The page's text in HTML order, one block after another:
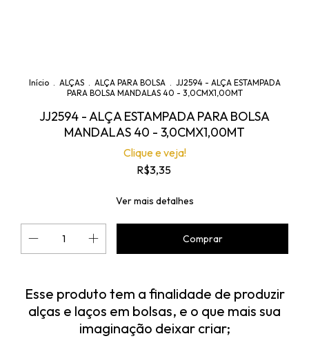
Início . ALÇAS . ALÇA PARA BOLSA . JJ2594 - ALÇA ESTAMPADA
PARA BOLSA MANDALAS 40 - 3,0CMX1,00MT
JJ2594 - ALÇA ESTAMPADA PARA BOLSA
MANDALAS 40 - 3,0CMX1,00MT
Clique e veja!
R$3,35
Ver mais detalhes
Esse produto tem a finalidade de produzir
alças e laços em bolsas, e o que mais sua
imaginação deixar criar;